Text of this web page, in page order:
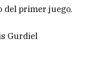
del primer juego.
Gurdiel